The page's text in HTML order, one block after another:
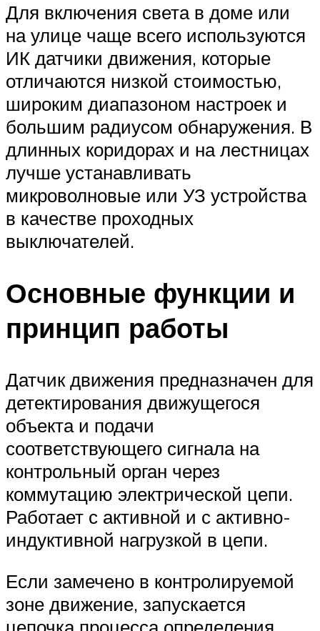
Для включения света в доме или
на улице чаще всего используются
ИК датчики движения, которые
отличаются низкой стоимостью,
широким диапазоном настроек и
большим радиусом обнаружения. В
длинных коридорах и на лестницах
лучше устанавливать
микроволновые или УЗ устройства
в качестве проходных
выключателей.
Основные функции и
принцип работы
Датчик движения предназначен для
детектирования движущегося
объекта и подачи
соответствующего сигнала на
контрольный орган через
коммутацию электрической цепи.
Работает с активной и с активно-
индуктивной нагрузкой в цепи.
Если замечено в контролируемой
зоне движение, запускается
цепочка процесса определения